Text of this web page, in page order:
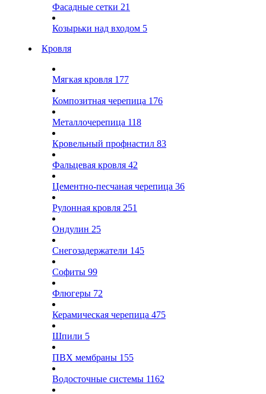
Фасадные сетки 21
Козырьки над входом 5
Кровля
Мягкая кровля 177
Композитная черепица 176
Металлочерепица 118
Кровельный профнастил 83
Фальцевая кровля 42
Цементно-песчаная черепица 36
Рулонная кровля 251
Ондулин 25
Снегозадержатели 145
Софиты 99
Флюгеры 72
Керамическая черепица 475
Шпили 5
ПВХ мембраны 155
Водосточные системы 1162